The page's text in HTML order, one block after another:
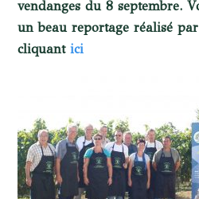
vendanges du 8 septembre.
un beau reportage réalisé
cliquant ici